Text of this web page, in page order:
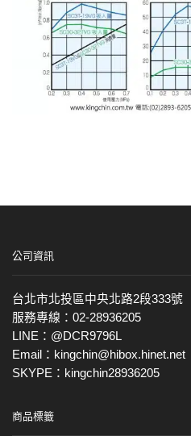
公司資訊
台北市北投區中央北路2段333號
服務專線：02-28936205
LINE：@DCR9796L
Email：kingchin@hibox.hinet.net
SKYPE：kingchin28936205
商品標籤